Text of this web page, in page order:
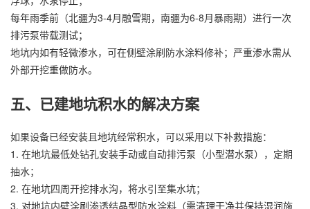
每年雨季前（北疆为3-4月融雪期，南疆为6-8月暴雨期）进行一次
排污泵带载测试；
地坑内如有轻微渗水，可在侧壁涂刷防水涂料修补；严重渗水需从
外部开挖重做防水。
五、已建地坑积水的解决方案
如果设备已经安装且地坑经常积水，可以采用以下补救措施：
1. 在地坑最低处钻孔安装手动或自动排污泵（小型潜水泵），定期
抽水；
2. 在地坑四周开挖排水沟，将水引至集水坑；
3. 对地坑内壁涂刷渗透结晶型防水涂料（需清理干净并保持湿润施